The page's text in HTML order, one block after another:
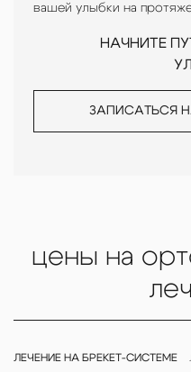
вашей улыбки на
НАЧНИТЕ
ЗАПИСАТЬСЯ
цены на
ЛЕЧЕНИЕ НА БРЕКЕТ-СИСТЕМЕ